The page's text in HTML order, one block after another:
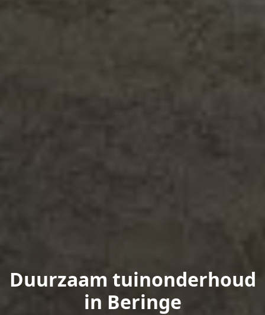
Duurzaam tuinonderhoud
in Beringe